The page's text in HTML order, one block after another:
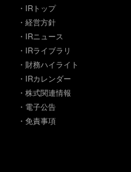
・IRトップ
・経営方針
・IRニュース
・IRライブラリ
・財務ハイライト
・IRカレンダー
・株式関連情報
・電子公告
・免責事項